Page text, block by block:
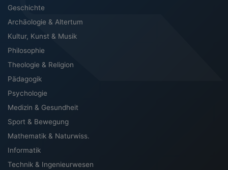
Geschichte
Archäologie & Altertum
Kultur, Kunst & Musik
Philosophie
Theologie & Religion
Pädagogik
Psychologie
Medizin & Gesundheit
Sport & Bewegung
Mathematik & Naturwiss.
Informatik
Technik & Ingenieurwesen